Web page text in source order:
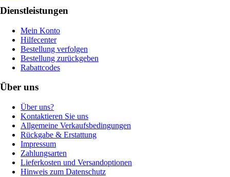
Dienstleistungen
Mein Konto
Hilfecenter
Bestellung verfolgen
Bestellung zurückgeben
Rabattcodes
Über uns
Über uns?
Kontaktieren Sie uns
Allgemeine Verkaufsbedingungen
Rückgabe & Erstattung
Impressum
Zahlungsarten
Lieferkosten und Versandoptionen
Hinweis zum Datenschutz